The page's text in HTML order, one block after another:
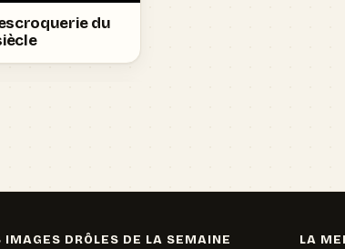
du
IMAGES DRÔLES DE LA SEMAINE LA